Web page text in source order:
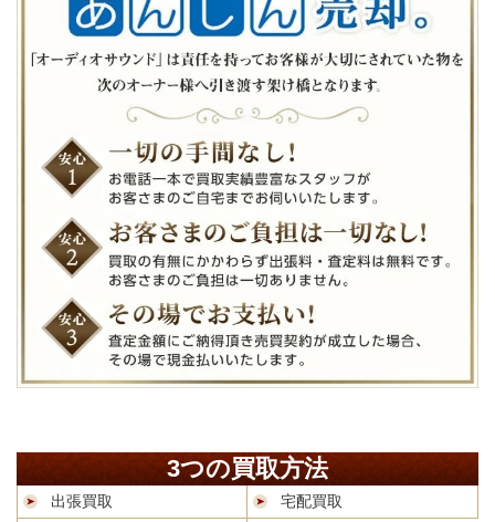
3つの買取方法
出張買取
宅配買取